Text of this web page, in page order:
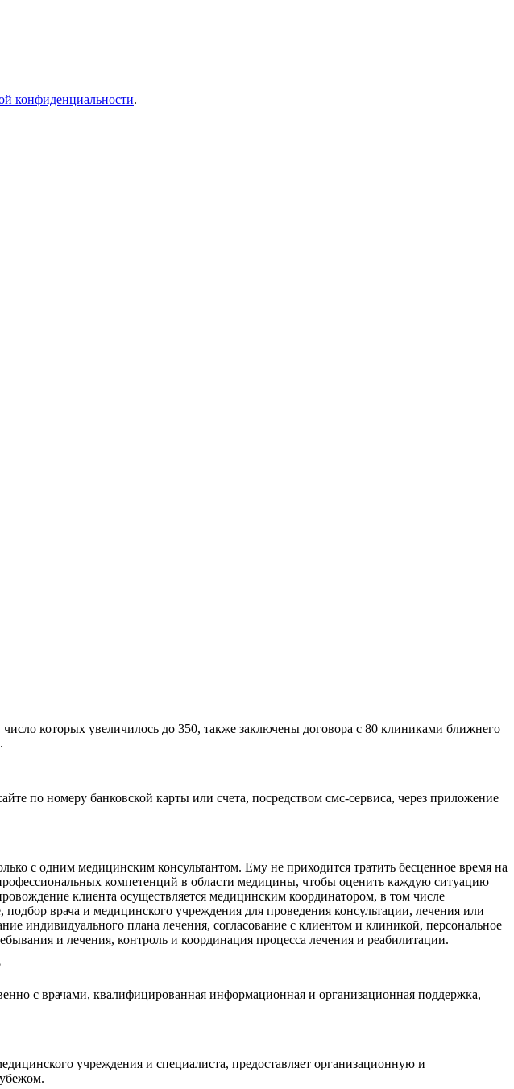
конфиденциальности.
которых увеличилось до 350, также заключены договора с 80 клиниками ближнего
номеру банковской карты или счета, посредством смс-сервиса, через приложение
с одним медицинским консультантом. Ему не приходится тратить бесценное время на
компетенций в области медицины, чтобы оценить каждую ситуацию
клиента осуществляется медицинским координатором, в том числе
врача и медицинского учреждения для проведения консультации, лечения или
индивидуального плана лечения, согласование с клиентом и клиникой, персональное
и лечения, контроль и координация процесса лечения и реабилитации.
с врачами, квалифицированная информационная и организационная поддержка,
учреждения и специалиста, предоставляет организационную и